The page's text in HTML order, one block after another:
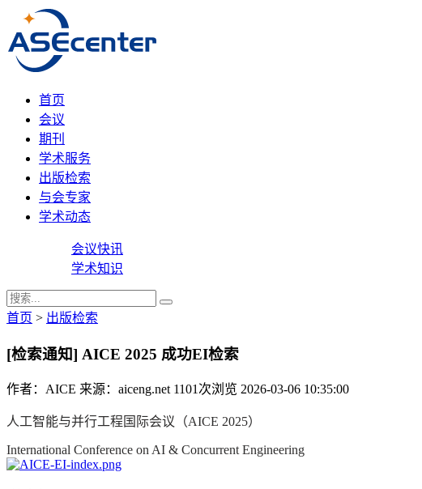
首页
会议
期刊
学术服务
出版检索
与会专家
学术动态
会议快讯
学术知识
首页 > 出版检索
[检索通知] AICE 2025 成功EI检索
作者：AICE 来源：aiceng.net 1101次浏览 2026-03-06 10:35:00
人工智能与并行工程国际会议（AICE 2025）
International Conference on AI & Concurrent Engineering